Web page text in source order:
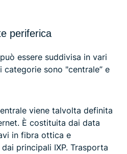
periferica
essere suddivisa in vari
categorie sono "centrale” e
viene talvolta definita
È costituita dai data
in fibra ottica e
principali IXP. Trasporta